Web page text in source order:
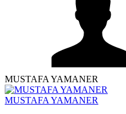
MUSTAFA YAMANER
MUSTAFA YAMANER